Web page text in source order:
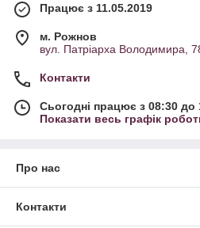
Дана продукція має попит завдяки
очищення та нарізку овочів і
швидшим.
Працює з 11.05.2019
м. Рожнов
вул. Патріарха Володимира,
Контакти
Сьогодні працює з 08:30 до
Показати весь графік
Про нас
Контакти